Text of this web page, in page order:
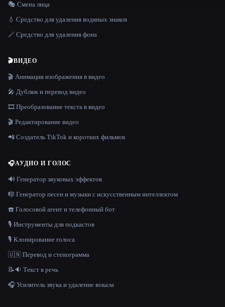
🎭 Смена лица
💧 Средство для удаления водяных знаков
🪄 Средство для удаления фона
🎬ВИДЕО
🎬 Анимация изображения в видео
🎤 Дубляж и перевод видео
🎞️ Преобразование текста в видео
🎬 Редактирование видео
📲 Создатель TikTok и коротких фильмов
🎧АУДИО И ГОЛОС
🔊 Генератор звуковых эффектов
🎼 Генератор песен и музыки с искусственным интеллектом
☎️ Голосовой агент и телефонный бот
🎙️ Инструменты для подкастов
🎙️ Клонирование голоса
🇺🇳 Перевод и стенограмма
📝🔉 Текст в речь
🎧 Усилитель звука и удаление вокала